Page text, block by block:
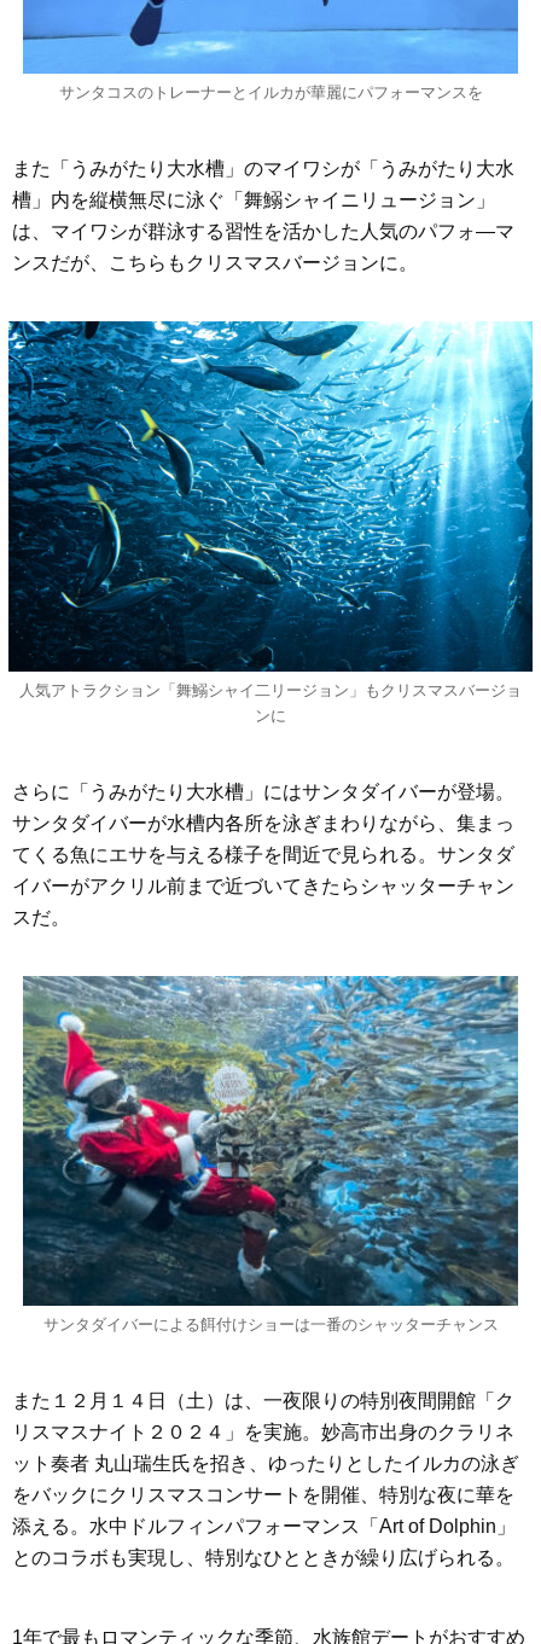
サンタコスのトレーナーとイルカが華麗にパフォーマンスを
また「うみがたり大水槽」のマイワシが「うみがたり大水
槽」内を縦横無尽に泳ぐ「舞鰯シャイニリュージョン」
は、マイワシが群泳する習性を活かした人気のパフォ―マ
ンスだが、こちらもクリスマスバージョンに。
人気アトラクション「舞鰯シャイ二リージョン」もクリスマスバージョ
ンに
さらに「うみがたり大水槽」にはサンタダイバーが登場。
サンタダイバーが水槽内各所を泳ぎまわりながら、集まっ
てくる魚にエサを与える様子を間近で見られる。サンタダ
イバーがアクリル前まで近づいてきたらシャッターチャン
スだ。
サンタダイバーによる餌付けショーは一番のシャッターチャンス
また１２月１４日（土）は、一夜限りの特別夜間開館「ク
リスマスナイト２０２４」を実施。妙高市出身のクラリネ
ット奏者 丸山瑞生氏を招き、ゆったりとしたイルカの泳ぎ
をバックにクリスマスコンサートを開催、特別な夜に華を
添える。水中ドルフィンパフォーマンス「Art of Dolphin」
とのコラボも実現し、特別なひとときが繰り広げられる。
1年で最もロマンティックな季節、水族館デートがおすすめ